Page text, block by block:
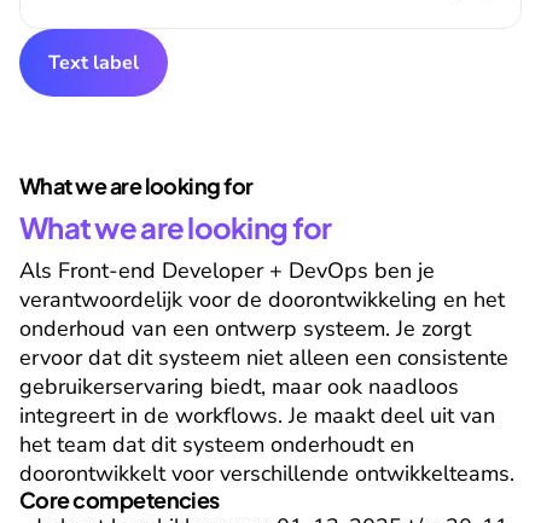
Text label
What we are looking for
What we are looking for
Als Front-end Developer + DevOps ben je
verantwoordelijk voor de doorontwikkeling en het
onderhoud van een ontwerp systeem. Je zorgt
ervoor dat dit systeem niet alleen een consistente
gebruikerservaring biedt, maar ook naadloos
integreert in de workflows. Je maakt deel uit van
het team dat dit systeem onderhoudt en
doorontwikkelt voor verschillende ontwikkelteams.
Core competencies